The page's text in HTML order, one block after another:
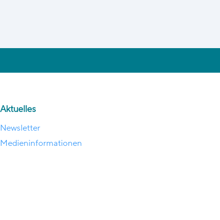
Aktuelles
Newsletter
Medieninformationen